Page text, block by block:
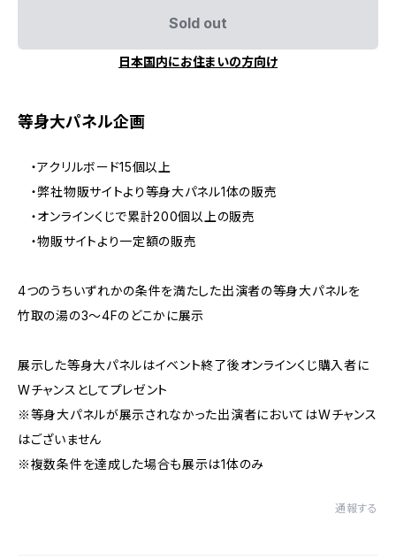
Sold out
日本国内にお住まいの方向け
等身大パネル企画
・アクリルボード15個以上
・弊社物販サイトより等身大パネル1体の販売
・オンラインくじで累計200個以上の販売
・物販サイトより一定額の販売
4つのうちいずれかの条件を満たした出演者の等身大パネルを
竹取の湯の3～4Fのどこかに展示
展示した等身大パネルはイベント終了後オンラインくじ購入者に
Wチャンスとしてプレゼント
※等身大パネルが展示されなかった出演者においてはWチャンス
はございません
※複数条件を達成した場合も展示は1体のみ
通報する